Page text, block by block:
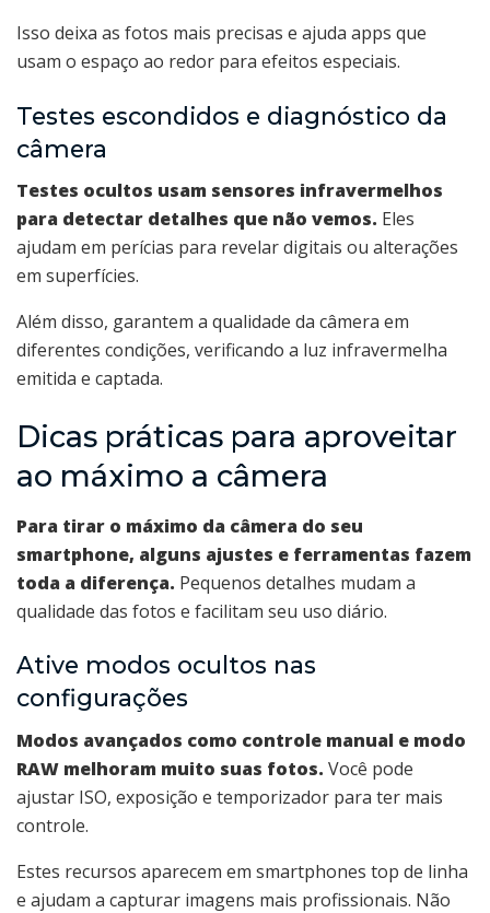
Isso deixa as fotos mais precisas e ajuda apps que
usam o espaço ao redor para efeitos especiais.
Testes escondidos e diagnóstico da
câmera
Testes ocultos usam sensores infravermelhos
para detectar detalhes que não vemos. Eles
ajudam em perícias para revelar digitais ou alterações
em superfícies.
Além disso, garantem a qualidade da câmera em
diferentes condições, verificando a luz infravermelha
emitida e captada.
Dicas práticas para aproveitar
ao máximo a câmera
Para tirar o máximo da câmera do seu
smartphone, alguns ajustes e ferramentas fazem
toda a diferença. Pequenos detalhes mudam a
qualidade das fotos e facilitam seu uso diário.
Ative modos ocultos nas
configurações
Modos avançados como controle manual e modo
RAW melhoram muito suas fotos. Você pode
ajustar ISO, exposição e temporizador para ter mais
controle.
Estes recursos aparecem em smartphones top de linha
e ajudam a capturar imagens mais profissionais. Não